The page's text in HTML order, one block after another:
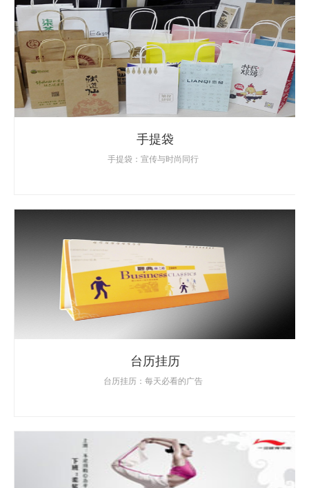
手提袋
手提袋：宣传与时尚同行
台历挂历
台历挂历：每天必看的广告